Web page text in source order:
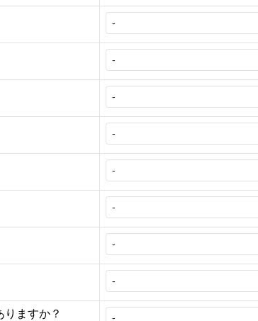
ますか？